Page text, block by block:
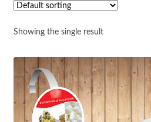
Showing the single result